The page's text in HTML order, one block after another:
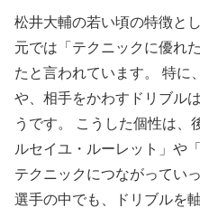
松井大輔の若い頃の特徴と
元では「テクニックに優れ
たと言われています。 特に
や、相手をかわすドリブル
うです。 こうした個性は、
ルセイユ・ルーレット」や
テクニックにつながってい
選手の中でも、ドリブルを